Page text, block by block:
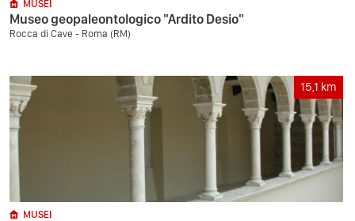
MUSEI
Museo geopaleontologico "Ardito Desio"
Rocca di Cave - Roma (RM)
15,1 km
MUSEI